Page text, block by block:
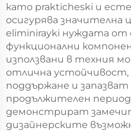
като prakticheski и
осигурява значителна
eliminirayki нуждата
функционални
използвани в техния
отлична
поддържане и
продължителен
демонстрират
дизайнерските